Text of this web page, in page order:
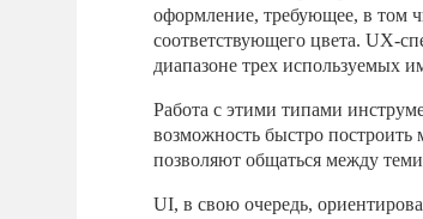
оформление, требующее, в том
соответствующего цвета. UX-
диапазоне трех используемых
Работа с этими типами
возможность быстро
позволяют общаться между
UI, в свою очередь,